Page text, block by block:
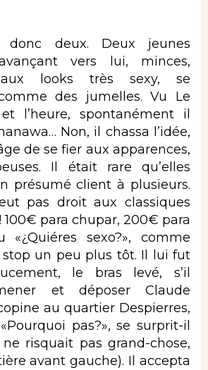
donc deux. Deux jeunes
vers lui, minces,
aux looks très sexy, se
des jumelles. Vu Le
l’heure, spontanément il
Non, il chassa l’idée,
de se fier aux apparences,
Il était rare qu’elles
présumé client à plusieurs.
pas droit aux classiques
100€ para chupar, 200€ para
«¿Quiéres sexo?», comme
un peu plus tôt. Il lui fut
le bras levé, s’il
et déposer Claude
au quartier Despierres,
pas?», se surprit-il
risquait pas grand-chose,
avant gauche). Il accepta